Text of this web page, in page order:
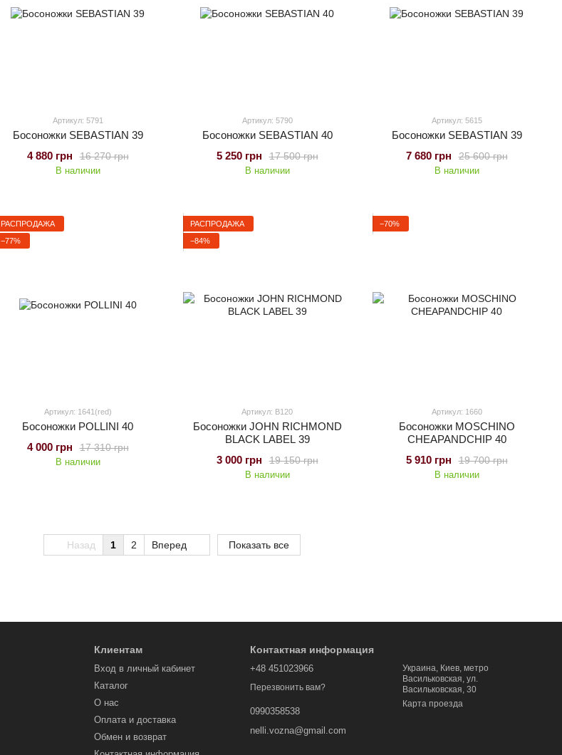
Артикул: 5791
Босоножки SEBASTIAN 39
16 270 грн
4 880 грн
В наличии
Артикул: 5790
Босоножки SEBASTIAN 40
17 500 грн
5 250 грн
В наличии
Артикул: 5615
Босоножки SEBASTIAN 39
25 600 грн
7 680 грн
В наличии
РАСПРОДАЖА
−77%
Артикул: 1641(red)
Босоножки POLLINI 40
17 310 грн
4 000 грн
В наличии
РАСПРОДАЖА
−84%
Артикул: B120
Босоножки JOHN RICHMOND
BLACK LABEL 39
19 150 грн
3 000 грн
В наличии
−70%
Артикул: 1660
Босоножки MOSCHINO
CHEAPANDCHIP 40
19 700 грн
5 910 грн
В наличии
Назад 1 2 Вперед Показать все
Клиентам
Вход в личный кабинет
Каталог
О нас
Оплата и доставка
Обмен и возврат
Контактная информация
+48 451023966
Перезвонить вам?
0990358538
nelli.vozna@gmail.com
Украина, Киев, метро
Васильковская, ул.
Васильковская, 30
Карта проезда